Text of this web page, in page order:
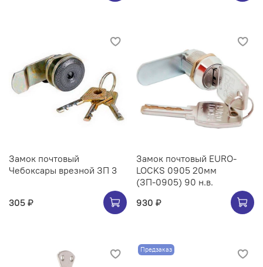
Замок почтовый
Чебоксары врезной ЗП 3
305 ₽
Замок почтовый EURO-
LOCKS 0905 20мм
(ЗП-0905) 90 н.в.
930 ₽
Предзаказ